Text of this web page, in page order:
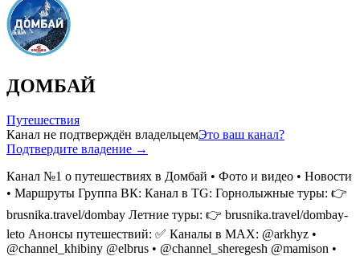
ДОМБАЙ
Путешествия
Канал не подтверждён владельцемЭто ваш канал?
Подтвердите владение →
Канал №1 о путешествиях в Домбай • Фото и видео • Новости
• Маршруты Группа ВК: Канал в TG: Горнолыжные туры: 👉
brusnika.travel/dombay Летние туры: 👉 brusnika.travel/dombay-
leto Анонсы путешествий: ✅️ Каналы в MAX: @arkhyz •
@channel_khibiny @elbrus • @channel_sheregesh @mamison •